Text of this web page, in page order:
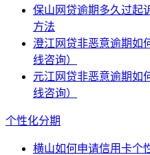
保山网贷逾期多久过起
方法
澄江网贷非恶意逾期如
线咨询）
元江网贷非恶意逾期如
线咨询）
个性化分期
横山如何申请信用卡个